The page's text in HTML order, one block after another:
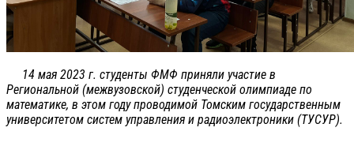
14 мая 2023 г. студенты ФМФ приняли участие в
Региональной (межвузовской) студенческой олимпиаде по
математике, в этом году проводимой Томским государственным
университетом систем управления и радиоэлектроники (ТУСУР).